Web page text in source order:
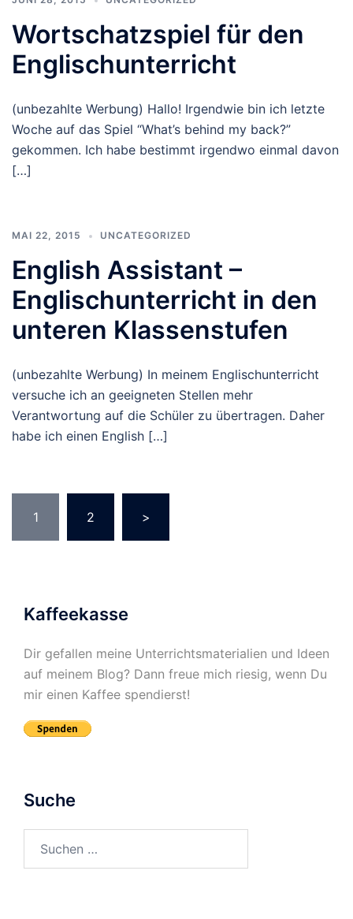
Wortschatzspiel für den
Englischunterricht
(unbezahlte Werbung) Hallo! Irgendwie bin ich letzte
Woche auf das Spiel “What’s behind my back?”
gekommen. Ich habe bestimmt irgendwo einmal davon
[…]
MAI 22, 2015 UNCATEGORIZED
English Assistant –
Englischunterricht in den
unteren Klassenstufen
(unbezahlte Werbung) In meinem Englischunterricht
versuche ich an geeigneten Stellen mehr
Verantwortung auf die Schüler zu übertragen. Daher
habe ich einen English […]
der
Beiträge
1 2 >
Kaffeekasse
Dir gefallen meine Unterrichtsmaterialien und Ideen
auf meinem Blog? Dann freue mich riesig, wenn Du
mir einen Kaffee spendierst!
Suche